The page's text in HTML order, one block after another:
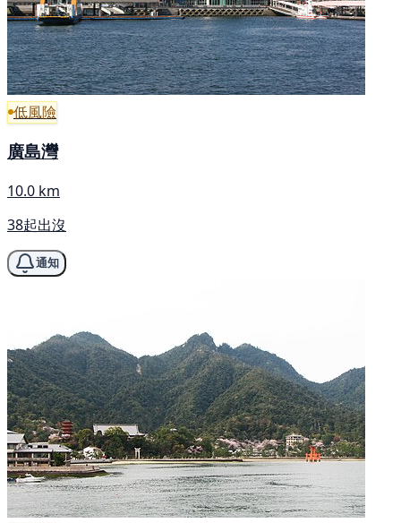
低風險
廣島灣
10.0 km
38起出沒
通知